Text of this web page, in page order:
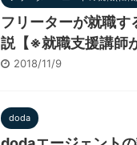
フリーターが就職す
説【※就職支援講師
2018/11/9
doda